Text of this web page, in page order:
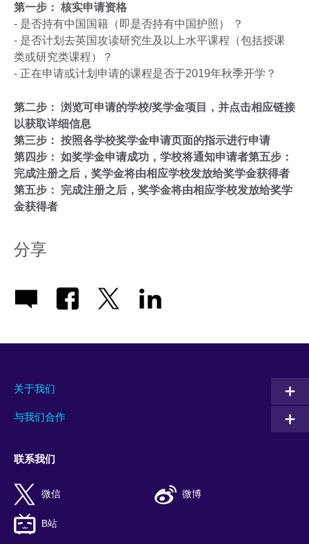
第一步： 核实申请资格
- 是否持有中国国籍（即是否持有中国护照） ？
- 是否计划去英国攻读研究生及以上水平课程（包括授课
类或研究类课程）？
- 正在申请或计划申请的课程是否于2019年秋季开学？
第二步： 浏览可申请的学校/奖学金项目，并点击相应链接
以获取详细信息
第三步： 按照各学校奖学金申请页面的指示进行申请
第四步： 如奖学金申请成功，学校将通知申请者第五步：
完成注册之后，奖学金将由相应学校发放给奖学金获得者
第五步： 完成注册之后，奖学金将由相应学校发放给奖学
金获得者
分享
关于我们
与我们合作
联系我们
微信 微博
B站